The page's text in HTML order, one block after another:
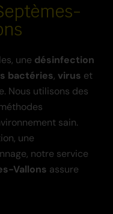
une désinfection
bactéries, virus et
Nous utilisons des
sain.
une
notre service
Vallons assure